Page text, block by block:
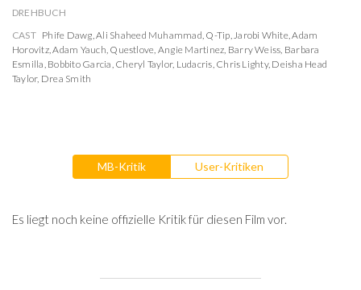
DREHBUCH
CAST Phife Dawg,Ali Shaheed Muhammad, Q-Tip,Jarobi White,Adam
Horovitz,Adam Yauch, Questlove, Angie Martinez, Barry Weiss, Barbara
Esmilla, Bobbito Garcia, Cheryl Taylor, Ludacris, Chris Lighty, Deisha Head
Taylor, Drea Smith
MB-Kritik User-Kritiken
Es liegt noch keine offizielle Kritik für diesen Film vor.